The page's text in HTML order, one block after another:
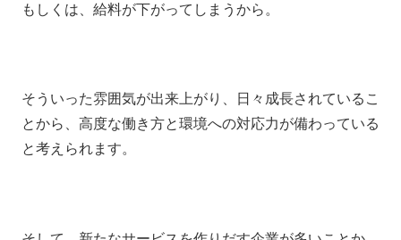
もしくは、給料が下がってしまうから。
そういった雰囲気が出来上がり、日々成長されているこ
とから、高度な働き方と環境への対応力が備わっている
と考えられます。